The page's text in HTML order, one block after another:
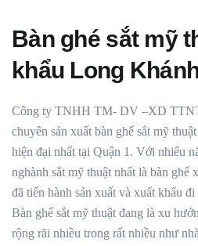
Bàn ghé sắt mỹ
khẩu Long
Công ty TNHH TM- DV –XD
chuyên sản xuất bàn ghế sắt mỹ
hiện đại nhất tại Quận 1. Với nhiểu
nghành sắt mỹ thuật nhất là bàn ghế
đã tiến hành sản xuất và xuất khẩu
Bàn ghế sắt mỹ thuật đang là xu
rộng rãi nhiều trong rất nhiều như